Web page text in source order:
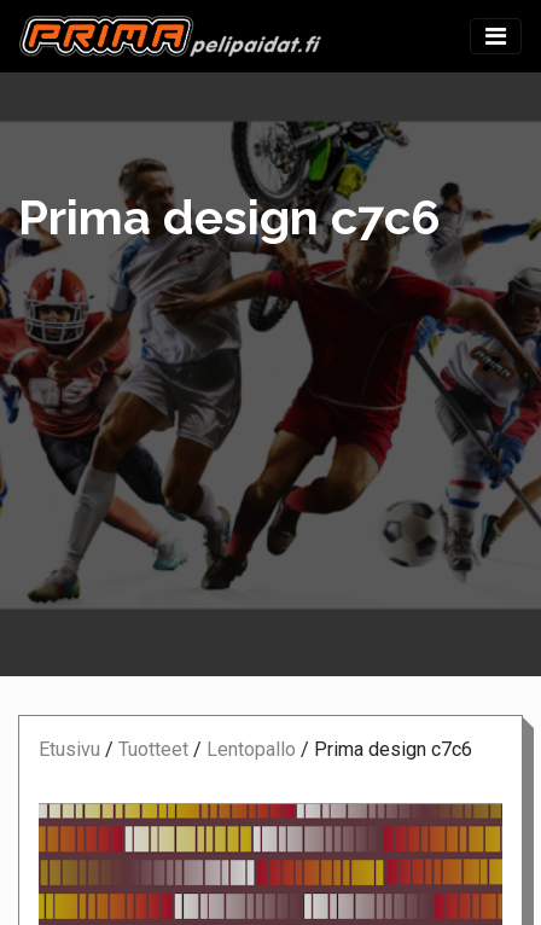
Prima design c7c6
Etusivu / Tuotteet / Lentopallo / Prima design c7c6